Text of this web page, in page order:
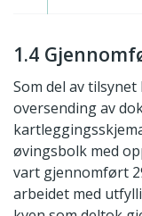
1.4
Som del av
oversending av
øvingsbolk med
vart gjennomført
arbeidet med